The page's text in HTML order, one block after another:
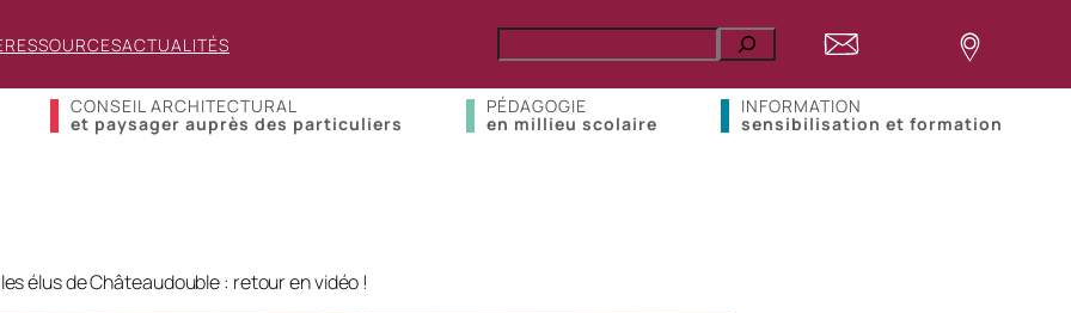
RESSOURCESACTUALITÉS
CONSEIL ARCHITECTURAL
et paysager auprès des particuliers
PÉDAGOGIE
en millieu scolaire
INFORMATION
sensibilisation et formation
élus de Châteaudouble : retour en vidéo !